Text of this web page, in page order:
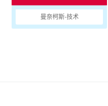
曼奈柯斯-技术